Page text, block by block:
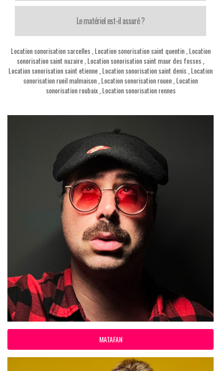
Le matériel est-il assuré ?
Location sonorisation sarcelles, Location sonorisation saint quentin, Location
sonorisation saint nazaire Location sonorisation saint maur des fosses
Location sonorisation saint etienne Location sonorisation saint denis Location
sonorisation rueil malmaison Location sonorisation rouen Location
sonorisation roubaix, Location sonorisation rennes
MATAFAN